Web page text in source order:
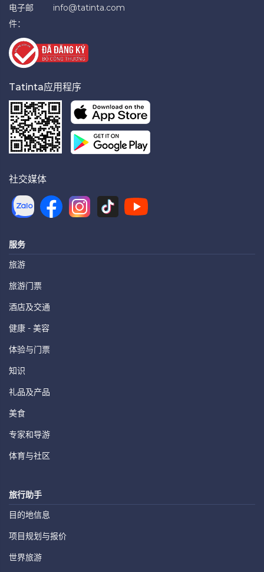
电子邮
件：
info@tatinta.com
Tatinta应用程序
社交媒体
服务
旅游
旅游门票
酒店及交通
健康 - 美容
体验与门票
知识
礼品及产品
美食
专家和导游
体育与社区
旅行助手
目的地信息
项目规划与报价
世界旅游